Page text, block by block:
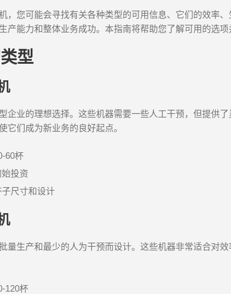
，您可能会寻找有关各种类型的可用信息、它们的效率
产能力和整体业务成功。本指南将帮助您了解可用的选项
型
企业的理想选择。这些机器需要一些人工干预，但提供
它们成为新业务的良好起点。
60杯
投资
尺寸和设计
量生产和最少的人为干预而设计。这些机器非常适合对
120杯